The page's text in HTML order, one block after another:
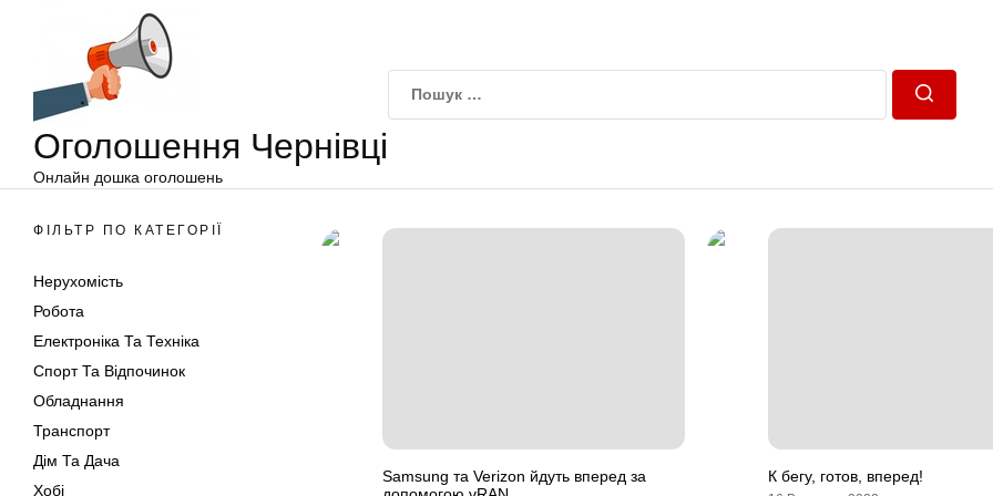
Оголошення Чернівці
Онлайн дошка оголошень
ФІЛЬТР ПО КАТЕГОРІЇ
Нерухомість
Робота
Електроніка Та Техніка
Спорт Та Відпочинок
Обладнання
Транспорт
Дім Та Дача
Хобі
Samsung та Verizon йдуть вперед за
К бегу, готов, вперед!